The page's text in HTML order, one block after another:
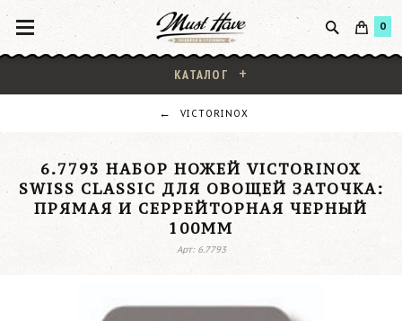
0
КАТАЛОГ
VICTORINOX
6.7793 НАБОР НОЖЕЙ VICTORINOX
SWISS CLASSIC ДЛЯ ОВОЩЕЙ ЗАТОЧКА:
ПРЯМАЯ И СЕРРЕЙТОРНАЯ ЧЕРНЫЙ
100ММ
Арт: 6.7793